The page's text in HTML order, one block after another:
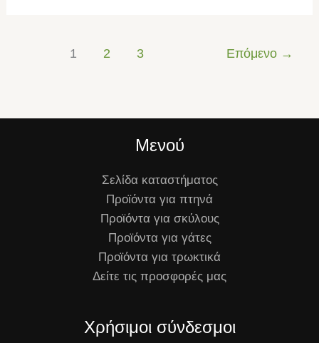
1 2 3 Επόμενο →
Μενού
Σελίδα καταστήματος
Προϊόντα για πτηνά
Προϊόντα για σκύλους
Προϊόντα για γάτες
Προϊόντα για τρωκτικά
Δείτε τις προσφορές μας
Χρήσιμοι σύνδεσμοι